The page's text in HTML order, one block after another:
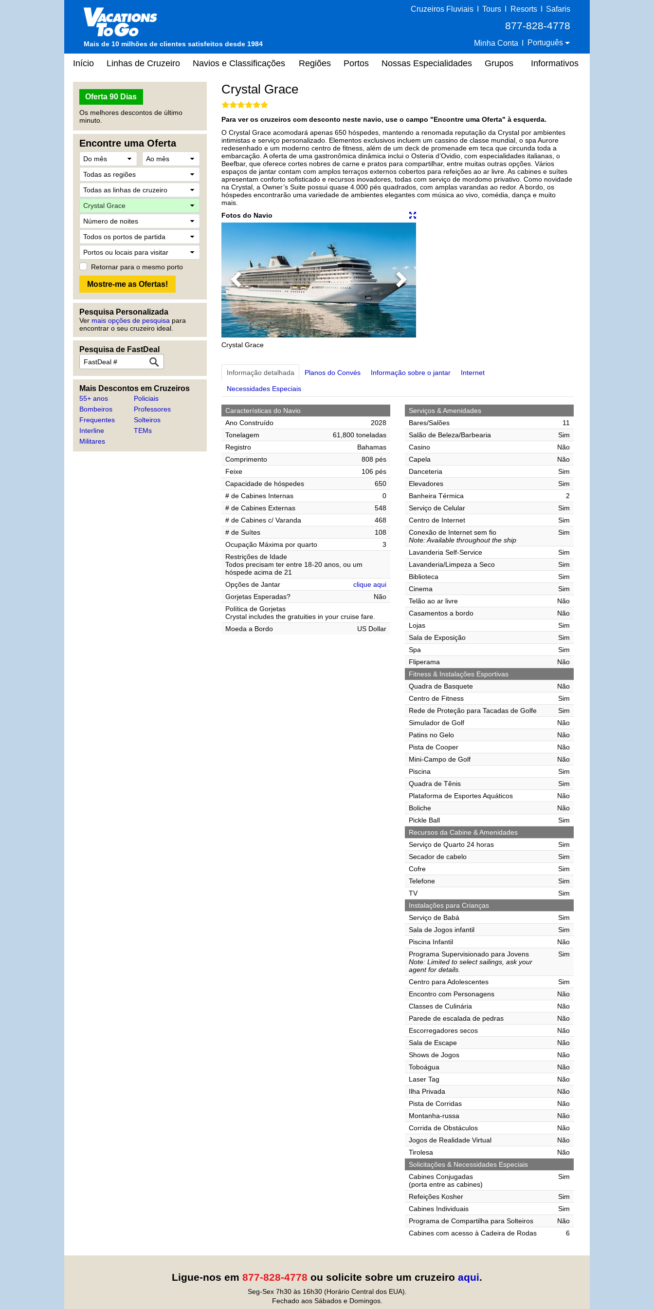
Mais de 10 milhões de clientes satisfeitos desde 1984
Cruzeiros Fluviais Tours Resorts Safaris
877-828-4778
Minha Conta Português
Início Linhas de Cruzeiro Navios e Classificações Regiões Portos Nossas Especialidades Grupos Informativos
Oferta 90 Dias
Os melhores descontos de último
minuto.
Encontre uma Oferta
Retornar para o mesmo porto
Pesquisa Personalizada
Ver mais opções de pesquisa para
encontrar o seu cruzeiro ideal.
Pesquisa de FastDeal
Mais Descontos em Cruzeiros
55+ anos
Bombeiros
Frequentes
Interline
Militares
Policiais
Professores
Solteiros
TEMs
Crystal Grace
Para ver os cruzeiros com desconto neste navio, use o campo "Encontre uma Oferta" à esquerda.
O Crystal Grace acomodará apenas 650 hóspedes, mantendo a renomada reputação da Crystal por ambientes
intimistas e serviço personalizado. Elementos exclusivos incluem um cassino de classe mundial, o spa Aurore
redesenhado e um moderno centro de fitness, além de um deck de promenade em teca que circunda toda a
embarcação. A oferta de uma gastronômica dinâmica inclui o Osteria d’Ovidio, com especialidades italianas, o
Beefbar, que oferece cortes nobres de carne e pratos para compartilhar, entre muitas outras opções. Vários
espaços de jantar contam com amplos terraços externos cobertos para refeições ao ar livre. As cabines e suítes
apresentam conforto sofisticado e recursos inovadores, todas com serviço de mordomo privativo. Como novidade
na Crystal, a Owner’s Suite possui quase 4.000 pés quadrados, com amplas varandas ao redor. A bordo, os
hóspedes encontrarão uma variedade de ambientes elegantes com música ao vivo, comédia, dança e muito
mais.
Fotos do Navio
Previous Next
Crystal Grace
Informação detalhada Planos do Convés Informação sobre o jantar Internet
Necessidades Especiais
Características do Navio
Ano Construído
2028
Tonelagem
61,800 toneladas
Registro
Bahamas
Comprimento
808 pés
Feixe
106 pés
Capacidade de hóspedes
650
# de Cabines Internas
0
# de Cabines Externas
548
# de Cabines c/ Varanda
468
# de Suítes
108
Ocupação Máxima por quarto
3
Restrições de Idade
Todos precisam ter entre 18-20 anos, ou um
hóspede acima de 21
Opções de Jantar
clique aqui
Gorjetas Esperadas?
Não
Política de Gorjetas
Crystal includes the gratuities in your cruise fare.
Moeda a Bordo
US Dollar
Serviços & Amenidades
Bares/Salões
11
Salão de Beleza/Barbearia
Sim
Casino
Não
Capela
Não
Danceteria
Sim
Elevadores
Sim
Banheira Térmica
2
Serviço de Celular
Sim
Centro de Internet
Sim
Conexão de Internet sem fio
Note: Available throughout the ship
Sim
Lavanderia Self-Service
Sim
Lavanderia/Limpeza a Seco
Sim
Biblioteca
Sim
Cinema
Sim
Telão ao ar livre
Não
Casamentos a bordo
Não
Lojas
Sim
Sala de Exposição
Sim
Spa
Sim
Fliperama
Não
Fitness & Instalações Esportivas
Quadra de Basquete
Não
Centro de Fitness
Sim
Rede de Proteção para Tacadas de Golfe
Sim
Simulador de Golf
Não
Patins no Gelo
Não
Pista de Cooper
Não
Mini-Campo de Golf
Não
Piscina
Sim
Quadra de Tênis
Sim
Plataforma de Esportes Aquáticos
Não
Boliche
Não
Pickle Ball
Sim
Recursos da Cabine & Amenidades
Serviço de Quarto 24 horas
Sim
Secador de cabelo
Sim
Cofre
Sim
Telefone
Sim
TV
Sim
Instalações para Crianças
Serviço de Babá
Sim
Sala de Jogos infantil
Sim
Piscina Infantil
Não
Programa Supervisionado para Jovens
Note: Limited to select sailings, ask your
agent for details.
Sim
Centro para Adolescentes
Sim
Encontro com Personagens
Não
Classes de Culinária
Não
Parede de escalada de pedras
Não
Escorregadores secos
Não
Sala de Escape
Não
Shows de Jogos
Não
Toboágua
Não
Laser Tag
Não
Ilha Privada
Não
Pista de Corridas
Não
Montanha-russa
Não
Corrida de Obstáculos
Não
Jogos de Realidade Virtual
Não
Tirolesa
Não
Solicitações & Necessidades Especiais
Cabines Conjugadas
(porta entre as cabines)
Sim
Refeições Kosher
Sim
Cabines Individuais
Sim
Programa de Compartilha para Solteiros
Não
Cabines com acesso à Cadeira de Rodas
6
Ligue-nos em 877-828-4778 ou solicite sobre um cruzeiro aqui.
Seg-Sex 7h30 às 16h30 (Horário Central dos EUA).
Fechado aos Sábados e Domingos.